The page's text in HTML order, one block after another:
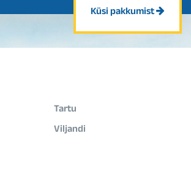
Küsi pakkumist
Tartu
Viljandi